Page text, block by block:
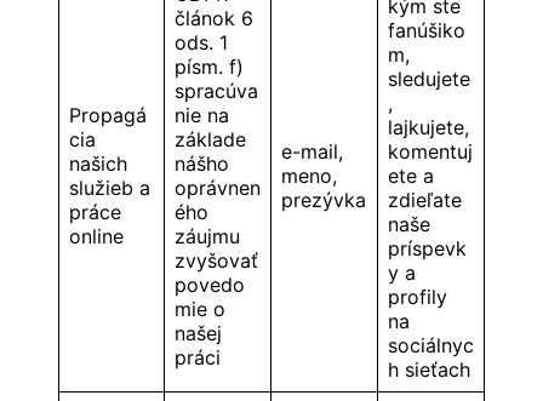
Propagá
cia
našich
služieb a
práce
online
článok 6
ods. 1
písm. f)
spracúva
nie na
základe
nášho
oprávnen
ého
záujmu
zvyšovať
povedo
mie o
našej
práci
e-mail,
meno,
prezývka
kým ste
fanúšiko
m,
sledujete
,
lajkujete,
komentuj
ete a
zdieľate
naše
príspevk
y a
profily
na
sociálnyc
h sieťach